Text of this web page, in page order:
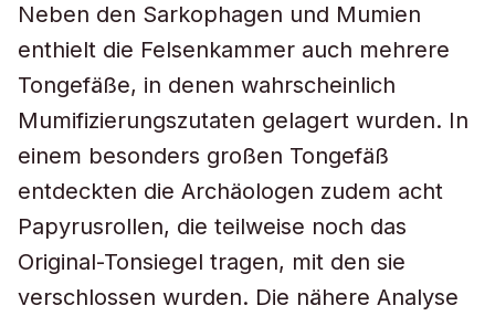
Neben den Sarkophagen und Mumien
enthielt die Felsenkammer auch mehrere
Tongefäße, in denen wahrscheinlich
Mumifizierungszutaten gelagert wurden. In
einem besonders großen Tongefäß
entdeckten die Archäologen zudem acht
Papyrusrollen, die teilweise noch das
Original-Tonsiegel tragen, mit den sie
verschlossen wurden. Die nähere Analyse